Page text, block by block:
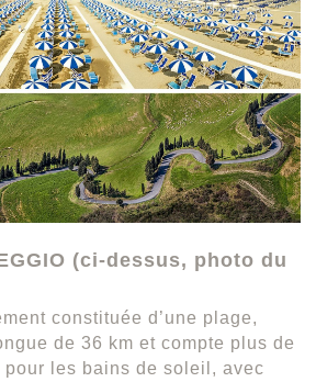
(ci-dessus, photo du
constituée d’une plage,
de 36 km et compte plus de
les bains de soleil, avec